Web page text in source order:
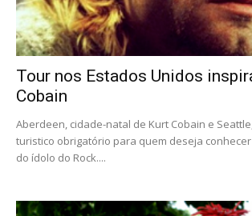
Tour nos Estados Unidos
Cobain
Aberdeen, cidade-natal de Kurt Cobain e
turistico obrigatório para quem deseja
do ídolo do Rock....